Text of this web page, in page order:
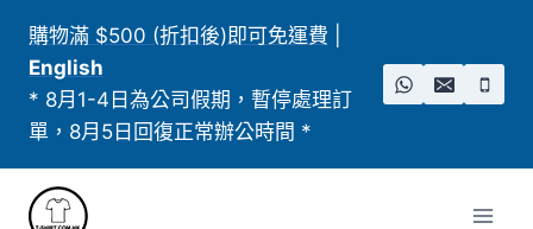
content
購物滿 $500 (折扣後)即可免運費
English
* 8月1-4日為公司假期，暫停處理訂
單，8月5日回復正常辦公時間 *